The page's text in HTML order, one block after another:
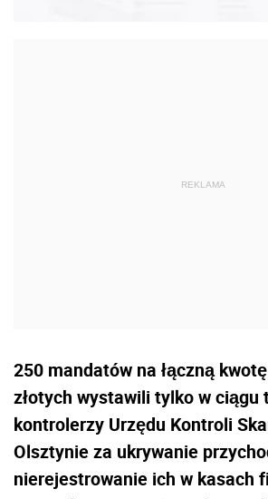
250 mandatów na łączną
złotych wystawili tylko w ciągu
kontrolerzy Urzędu Kontroli
Olsztynie za ukrywanie
nierejestrowanie ich w kasach